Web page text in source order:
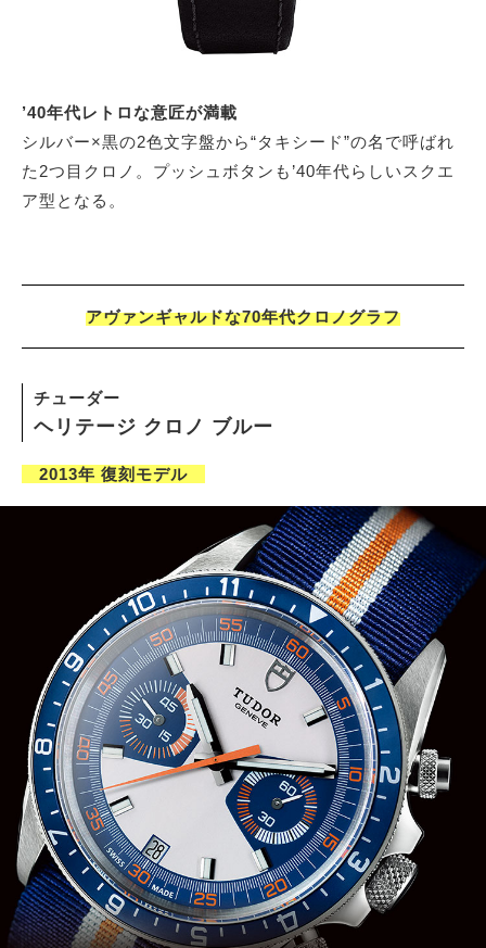
’40年代レトロな意匠が満載
シルバー×黒の2色文字盤から“タキシード”の名で呼ばれ
た2つ目クロノ。プッシュボタンも’40年代らしいスクエ
ア型となる。
アヴァンギャルドな70年代クロノグラフ
チューダー
ヘリテージ クロノ ブルー
2013年 復刻モデル